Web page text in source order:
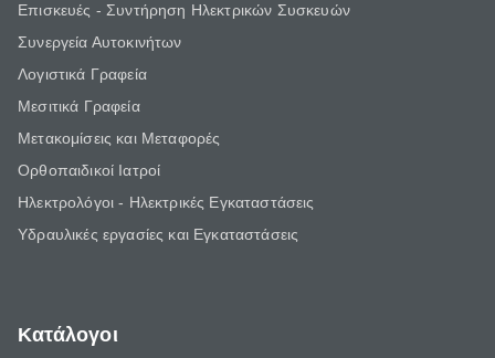
Επισκευές - Συντήρηση Ηλεκτρικών Συσκευών
Συνεργεία Αυτοκινήτων
Λογιστικά Γραφεία
Μεσιτικά Γραφεία
Μετακομίσεις και Μεταφορές
Ορθοπαιδικοί Ιατροί
Ηλεκτρολόγοι - Ηλεκτρικές Εγκαταστάσεις
Υδραυλικές εργασίες και Εγκαταστάσεις
Κατάλογοι